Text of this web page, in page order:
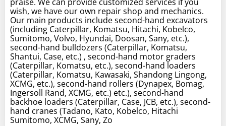
wish, we have our own repair shop and mechanics.
Our main products include second-hand excavators
(including Caterpillar, Komatsu, Hitachi, Kobelco,
Sumitomo, Volvo, Hyundai, Doosan, Sany, etc.),
second-hand bulldozers (Caterpillar, Komatsu,
Shantui, Case, etc.) , second-hand motor graders
(Caterpillar, Komatsu, etc.), second-hand loaders
(Caterpillar, Komatsu, Kawasaki, Shandong Lingong,
XCMG, etc.), second-hand rollers (Dynapex, Bomag,
Ingersoll Rand, XCMG, etc.) etc.), second-hand
backhoe loaders (Caterpillar, Case, JCB, etc.), second-
hand cranes (Tadano, Kato, Kobelco, Hitachi
Sumitomo, XCMG, Sany, Zo